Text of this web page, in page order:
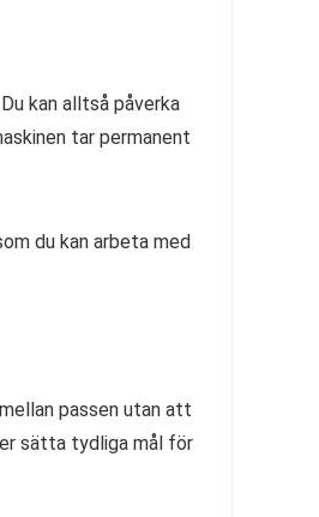
kan alltså påverka
tar permanent
du kan arbeta med
passen utan att
sätta tydliga mål för